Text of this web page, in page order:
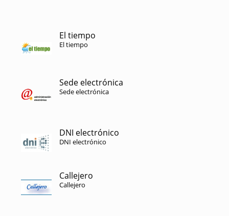
El tiempo
El tiempo
Sede electrónica
Sede electrónica
DNI electrónico
DNI electrónico
Callejero
Callejero